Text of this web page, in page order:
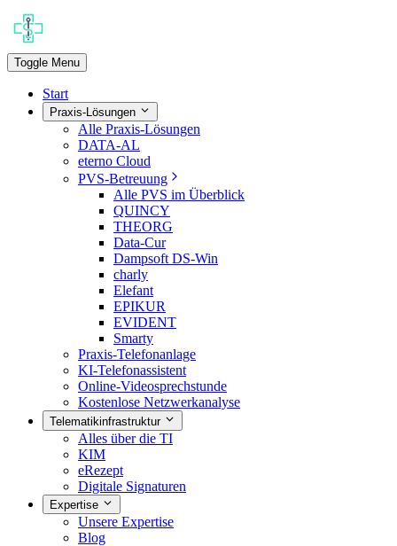
Toggle Menu
Start
Praxis-Lösungen
Alle Praxis-Lösungen
DATA-AL
eterno Cloud
PVS-Betreuung
Alle PVS im Überblick
QUINCY
THEORG
Data-Cur
Dampsoft DS-Win
charly
Elefant
EPIKUR
EVIDENT
Smarty
Praxis-Telefonanlage
KI-Telefonassistent
Online-Videosprechstunde
Kostenlose Netzwerkanalyse
Telematikinfrastruktur
Alles über die TI
KIM
eRezept
Digitale Signaturen
Expertise
Unsere Expertise
Blog